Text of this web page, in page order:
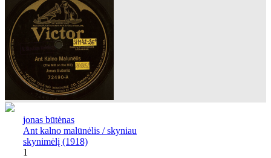
jonas būtėnas
Ant kalno malūnėlis / skyniau
skynimėlį (1918)
1